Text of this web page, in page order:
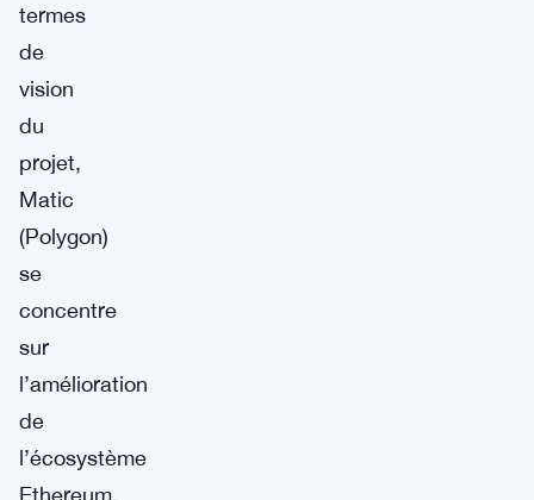
termes
de
vision
du
projet,
Matic
(Polygon)
se
concentre
sur
l’amélioration
de
l’écosystème
Ethereum,